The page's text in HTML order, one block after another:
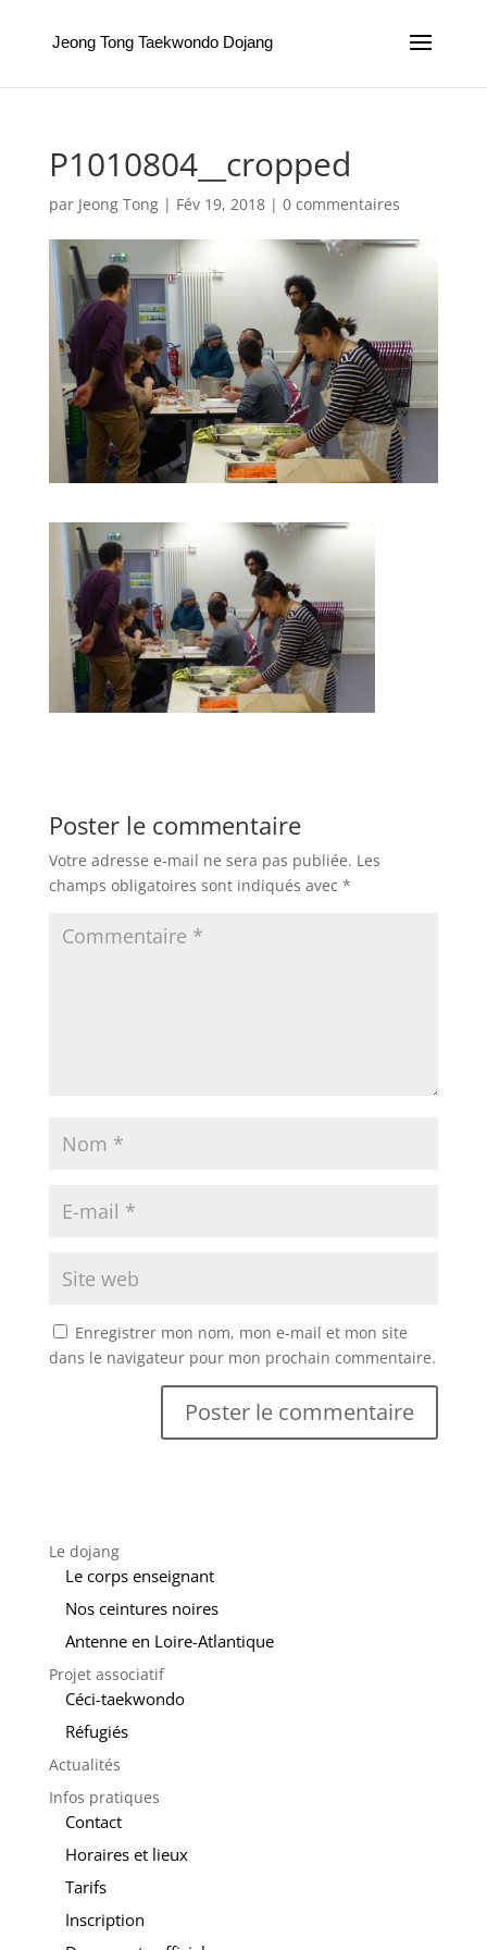
Jeong Tong Taekwondo Dojang
P1010804__cropped
par Jeong Tong| Fév 19, 2018| 0 commentaires
Poster le commentaire
Votre adresse e-mail ne sera pas publiée. Les
champs obligatoires sont indiqués avec *
Enregistrer mon nom, mon e-mail et mon site
dans le navigateur pour mon prochain commentaire.
Le dojang
Le corps enseignant
Nos ceintures noires
Antenne en Loire-Atlantique
Projet associatif
Céci-taekwondo
Réfugiés
Actualités
Infos pratiques
Contact
Horaires et lieux
Tarifs
Inscription